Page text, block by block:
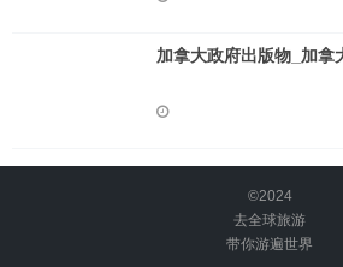
加拿大政府出版物_加拿
©2024
去全球旅游
带你游遍世界